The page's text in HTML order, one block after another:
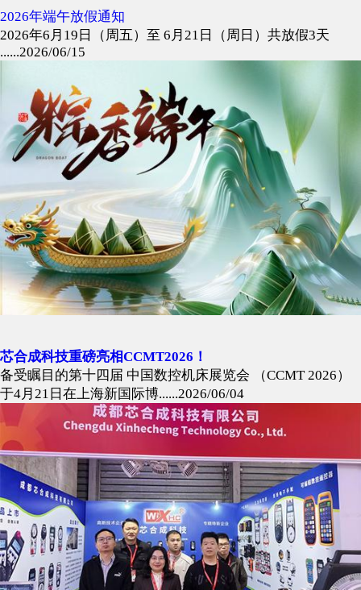
2026年端午放假通知
2026年6月19日（周五）至 6月21日（周日）共放假3天
......2026/06/15
芯合成科技重磅亮相CCMT2026！
备受瞩目的第十四届 中国数控机床展览会 （CCMT 2026）
于4月21日在上海新国际博......2026/06/04